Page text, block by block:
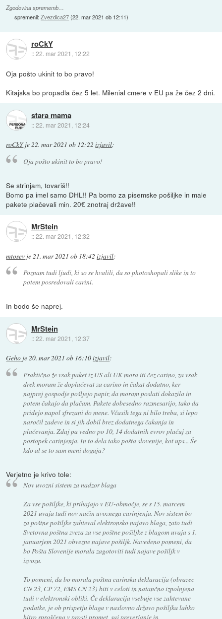
Zgodovina sprememb…
spremenil:Zvezdica27(22. mar 2021 ob 12:11)
roCkY
::22. mar 2021, 12:22
Oja pošto ukinit to bo pravo!
Kitajska bo propadla čez 5 let. Milenial cmere v EU pa že čez 2 dni.
stara mama
::22. mar 2021, 12:24
roCkYje22. mar 2021 ob 12:22 izjavil:
Oja pošto ukinit to bo pravo!
Se strinjam, tovariš!!
Bomo pa imel samo DHL!! Pa bomo za pisemske pošiljke in male
pakete plačevali min. 20€ znotraj države!!
MrStein
::22. mar 2021, 12:32
mtosev je21. mar 2021 ob 18:42 izjavil:
Poznam tudi ljudi, ki so se hvalili, da so photoshopali slike in to
potem posredovali carini.
In bodo še naprej.
MrStein
::22. mar 2021, 12:37
Geho je20. mar 2021 ob 16:10izjavil:
Praktično že vsak paket iz US ali UK mora iti čez carino, za vsak
drek moram že doplačevat za carino in čakat dodatno, ker
najprej gospodje pošljejo papir, da moram poslati dokazila in
potem čakajo da plačam. Pakete dobesedno razmesarijo, tako da
pridejo napol sfrezani do mene. Včasih tega ni bilo treba, si lepo
naročil zadeve in si jih dobil brez dodatnega čakanja in
plačevanja. Zdaj pa vedno po 10, 14 dodatnih evrov plačuj za
postopek carinjenja. In to dela tako pošta slovenije, kot ups... Še
kdo al se to sam meni dogaja?
Verjetno je krivo tole:
Nov uvozni sistem za nadzor blaga
Za vse pošiljke, ki prihajajo v EU-območje, se s 15. marcem
2021 uvaja tudi nov način uvoznega carinjenja. Nov sistem bo
za poštne pošiljke zahteval elektronsko najavo blaga, zato tudi
Svetovna poštna zveza za vse poštne pošiljke z blagom uvaja s 1.
januarjem 2021 obvezne najave pošiljk. Navedeno pomeni, da
bo Pošta Slovenije morala zagotoviti tudi najave pošiljk v
izvozu.
To pomeni, da bo morala poštna carinska deklaracija (obrazec
CN 23, CP 72, EMS CN 23) biti v celoti in natančno izpolnjena
tudi v elektronski obliki. Če deklaracija vsebuje vse zahtevane
podatke, je ob prispetju blaga v naslovno državo pošiljka lahko
hitro sproščena v prosti promet, saj preverjanje in